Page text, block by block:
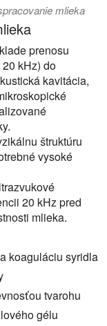
mlieka
prenosu
kHz) do
kavitácia,
štruktúru
vysoké
20 kHz pred
mlieka.
koaguláciu syridla
tvarohu
gélu